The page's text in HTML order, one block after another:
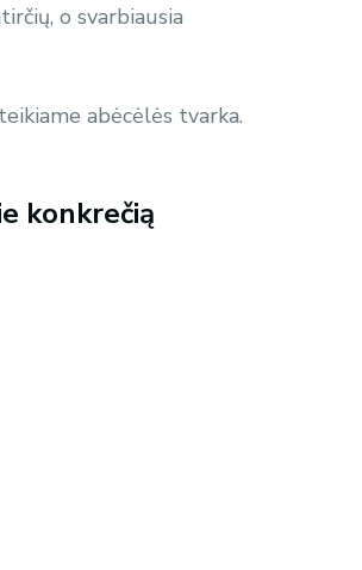
o svarbiausia
abėcėlės tvarka.
konkrečią